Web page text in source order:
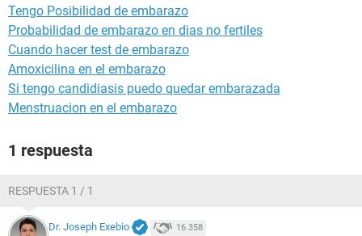
Tengo Posibilidad de embarazo
Probabilidad de embarazo en dias no fertiles
Cuando hacer test de embarazo
Amoxicilina en el embarazo
Si tengo candidiasis puedo quedar embarazada
Menstruacion en el embarazo
1 respuesta
RESPUESTA 1 / 1
Dr. Joseph Exebio 16.358